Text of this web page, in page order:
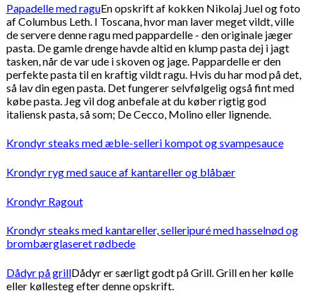
Papadelle med raguEn opskrift af kokken Nikolaj Juel og foto
af Columbus Leth. I Toscana, hvor man laver meget vildt, ville
de servere denne ragu med pappardelle - den originale jæger
pasta. De gamle drenge havde altid en klump pasta dej i jagt
tasken, når de var ude i skoven og jage. Pappardelle er den
perfekte pasta til en kraftig vildt ragu. Hvis du har mod på det,
så lav din egen pasta. Det fungerer selvfølgelig også fint med
købe pasta. Jeg vil dog anbefale at du køber rigtig god
italiensk pasta, så som; De Cecco, Molino eller lignende.
Krondyr steaks med æble-selleri kompot og svampesauce
Krondyr ryg med sauce af kantareller og blåbær
Krondyr Ragout
Krondyr steaks med kantareller, selleripuré med hasselnød og
brombærglaseret rødbede
Dådyr på grillDådyr er særligt godt på Grill. Grill en her kølle
eller køllesteg efter denne opskrift.